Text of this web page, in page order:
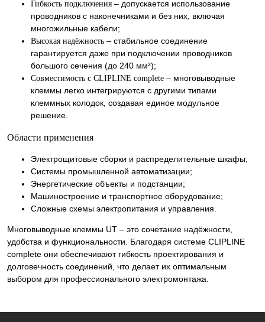
Гибкость подключения – допускается использование
проводников с наконечниками и без них, включая
многожильные кабели;
Высокая надёжность – стабильное соединение
гарантируется даже при подключении проводников
большого сечения (до 240 мм²);
Совместимость с CLIPLINE complete – многовыводные
клеммы легко интегрируются с другими типами
клеммных колодок, создавая единое модульное
решение.
Области применения
Электрощитовые сборки и распределительные шкафы;
Системы промышленной автоматизации;
Энергетические объекты и подстанции;
Машиностроение и транспортное оборудование;
Сложные схемы электропитания и управления.
Многовыводные клеммы UT – это сочетание надёжности,
удобства и функциональности. Благодаря системе CLIPLINE
complete они обеспечивают гибкость проектирования и
долговечность соединений, что делает их оптимальным
выбором для профессионального электромонтажа.